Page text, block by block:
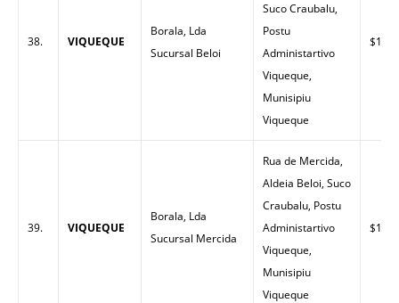
38. VIQUEQUE
Borala, Lda
Sucursal Beloi
Suco Craubalu,
Postu
Administartivo
Viqueque,
Munisipiu
Viqueque
$1.51
39. VIQUEQUE
Borala, Lda
Sucursal Mercida
Rua de Mercida,
Aldeia Beloi, Suco
Craubalu, Postu
Administartivo
Viqueque,
Munisipiu
Viqueque
$1.51